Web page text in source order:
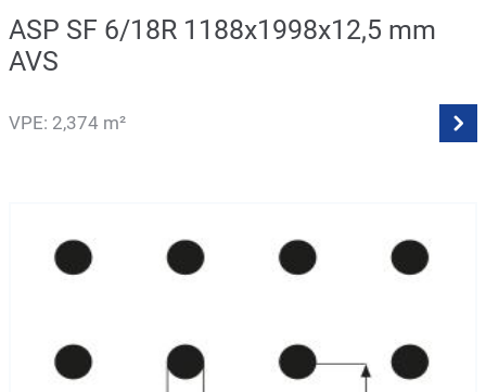
ASP SF 6/18R 1188x1998x12,5 mm
AVS
VPE: 2,374 m²